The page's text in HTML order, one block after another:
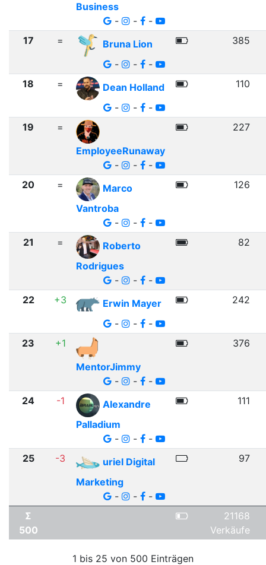
Business
-
- -
17 =
Bruna Lion
-
- -
385
18 =
Dean Holland
-
- -
110
19
=
EmployeeRunaway
-
- -
227
20 =
Marco
Vantroba
-
- -
126
21 =
Roberto
Rodrigues
-
- -
82
22 +3
Erwin Mayer
-
- -
242
23
+1
MentorJimmy
-
- -
376
24 -1
Alexandre
Palladium
-
- -
111
25 -3
uriel Digital
Marketing
-
- -
97
Σ
500
21168
Verkäufe
1 bis 25 von 500 Einträgen